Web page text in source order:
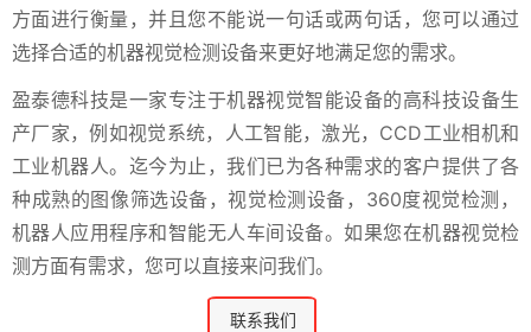
方面进行衡量，并且您不能说一句话或两句话，您可以通过
选择合适的机器视觉检测设备来更好地满足您的需求。
盈泰德科技是一家专注于机器视觉智能设备的高科技设备生
产厂家，例如视觉系统，人工智能，激光，CCD工业相机和
工业机器人。迄今为止，我们已为各种需求的客户提供了各
种成熟的图像筛选设备，视觉检测设备，360度视觉检测，
机器人应用程序和智能无人车间设备。如果您在机器视觉检
测方面有需求，您可以直接来问我们。
联系我们